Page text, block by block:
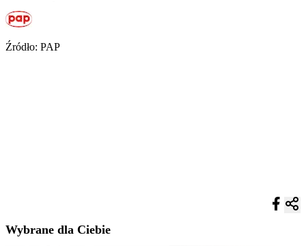
Źródło: PAP
Wybrane dla Ciebie